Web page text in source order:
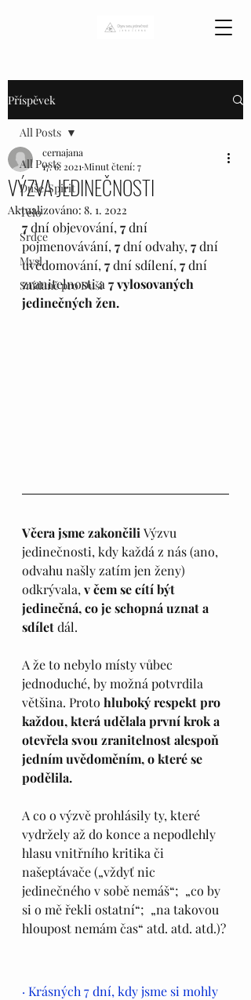
Příspěvek
All Posts
Duše/Spirit
Tělo
Srdce
Mysl
Snídaně pro Duši
All Posts
VÝZVA JEDINEČNOSTI
cernajana
17. 6. 2021 Minut čtení: 7
Aktualizováno: 8. 1. 2022
7 dní objevování, 7 dní
pojmenovávání, 7 dní odvahy, 7 dní
uvědomování, 7 dní sdílení, 7 dní
zranitelnosti a 7 vylosovaných
jedinečných žen.
Včera jsme zakončili Výzvu
jedinečnosti, kdy každá z nás (ano,
odvahu našly zatím jen ženy)
odkrývala, v čem se cítí být
jedinečná, co je schopná uznat a
sdílet dál.
A že to nebylo místy vůbec
jednoduché, by možná potvrdila
většina. Proto hluboký respekt pro
každou, která udělala první krok a
otevřela svou zranitelnost alespoň
jedním uvědoměním, o které se
podělila.
A co o výzvě prohlásily ty, které
vydržely až do konce a nepodlehly
hlasu vnitřního kritika či
našeptávače („vždyť nic
jedinečného v sobě nemáš“;  „co by
si o mě řekli ostatní“;  „na takovou
hloupost nemám čas“ atd. atd. atd.)?
· Krásných 7 dní, kdy jsme si mohly